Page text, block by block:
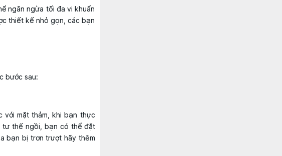
ngăn ngừa tối đa vi khuẩn
thiết kế nhỏ gọn, các bạn
bước sau:
với mặt thảm, khi bạn thực
tư thế ngồi, bạn có thể đặt
bạn bị trơn trượt hãy thêm